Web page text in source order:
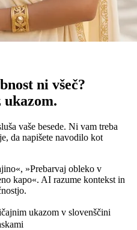
ni všeč?
vaše besede. Ni vam treba
da napišete navodilo kot
»Prebarvaj obleko v
kapo«. AI razume kontekst in
ukazom v slovenščini